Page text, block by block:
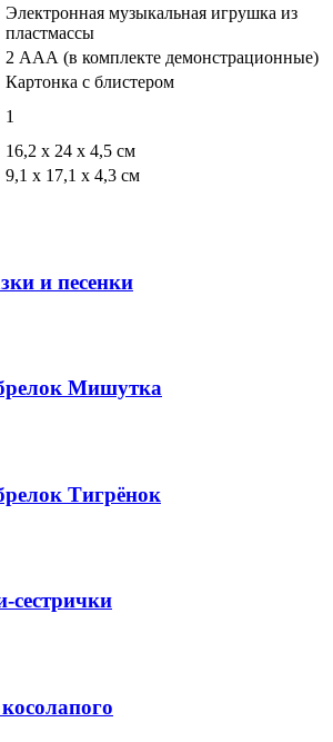
Электронная музыкальная игрушка из
пластмассы
2 ААА (в комплекте демонстрационные)
Картонка с блистером
1
16,2 х 24 х 4,5 см
9,1 х 17,1 х 4,3 см
и песенки
Мишутка
Тигрёнок
сестрички